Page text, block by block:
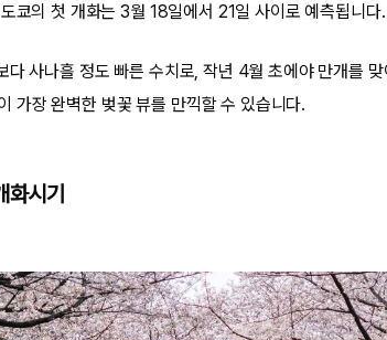
쿄의 첫 개화는 3월 18일에서 21일 사이로 예측됩니다.
사나흘 정도 빠른 수치로, 작년 4월 초에야 만개를
가장 완벽한 벚꽃 뷰를 만끽할 수 있습니다.
시기